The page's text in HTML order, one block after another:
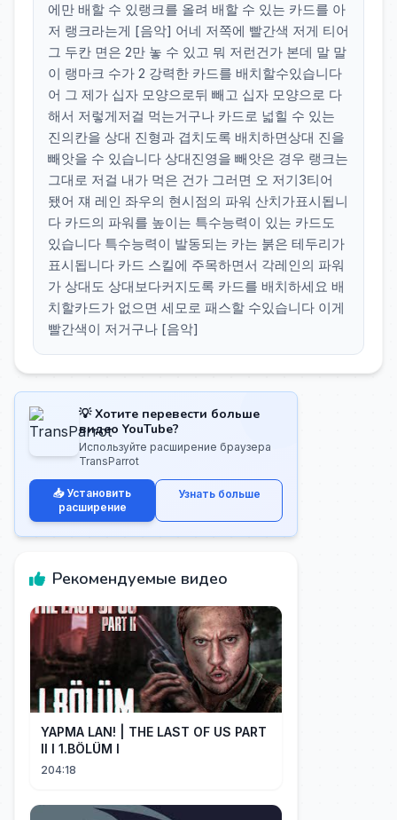
에만 배할 수 있랭크를 올려 배할 수 있는 카드를 아
저 랭크라는게 [음악] 어네 저쪽에 빨간색 저게 티어
그 두칸 면은 2만 놓 수 있고 뭐 저런건가 본데 말 말
이 랭마크 수가 2 강력한 카드를 배치할수있습니다
어 그 제가 십자 모양으로뒤 빼고 십자 모양으로 다
해서 저렇게저걸 먹는거구나 카드로 넓힐 수 있는
진의칸을 상대 진형과 겹치도록 배치하면상대 진을
빼앗을 수 있습니다 상대진영을 빼앗은 경우 랭크는
그대로 저걸 내가 먹은 건가 그러면 오 저기3티어
됐어 쟤 레인 좌우의 현시점의 파워 산치가표시됩니
다 카드의 파워를 높이는 특수능력이 있는 카드도
있습니다 특수능력이 발동되는 카는 붉은 테두리가
표시됩니다 카드 스킬에 주목하면서 각레인의 파워
가 상대도 상대보다커지도록 카드를 배치하세요 배
치할카드가 없으면 세모로 패스할 수있습니다 이게
빨간색이 저거구나 [음악]
💡 Хотите перевести больше
видео YouTube?
Используйте расширение браузера
TransParrot
📥 Установить
расширение
Узнать больше
Рекомендуемые видео
YAPMA LAN! | THE LAST OF US PART
II I 1.BÖLÜM I
204:18